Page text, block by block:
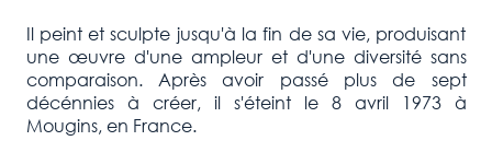
Il peint et sculpte jusqu'à la fin de sa vie, produisant
une œuvre d'une ampleur et d'une diversité sans
comparaison. Après avoir passé plus de sept
décénnies à créer, il s'éteint le 8 avril 1973 à
Mougins, en France.